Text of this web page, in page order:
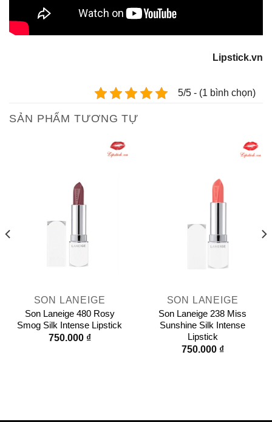
Lipstick.vn
5/5 - (1 bình chọn)
SẢN PHẨM TƯƠNG TỰ
SON LANEIGE
Son Laneige 480 Rosy
Smog Silk Intense Lipstick
750.000 ₫
SON LANEIGE
Son Laneige 238 Miss
Sunshine Silk Intense
Lipstick
750.000 ₫